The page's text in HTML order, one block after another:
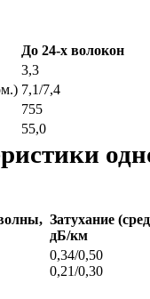
До 24-х волокон
3,3
7,1/7,4
755
55,0
Затухание
дБ/км
0,34/0,50
0,21/0,30